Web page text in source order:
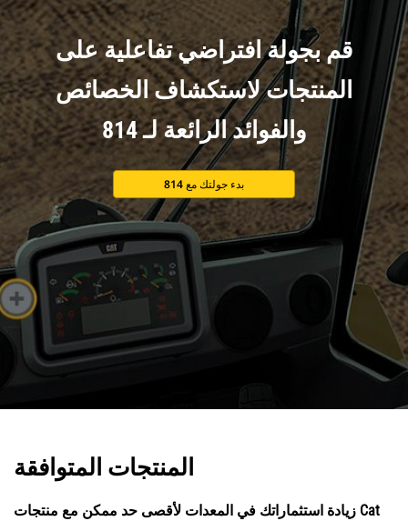
قم بجولة افتراضي تفاعلية على
المنتجات لاستكشاف الخصائص
والفوائد الرائعة لـ 814
بدء جولتك مع 814
المنتجات المتوافقة
زيادة استثماراتك في المعدات لأقصى حد ممكن مع منتجات Cat